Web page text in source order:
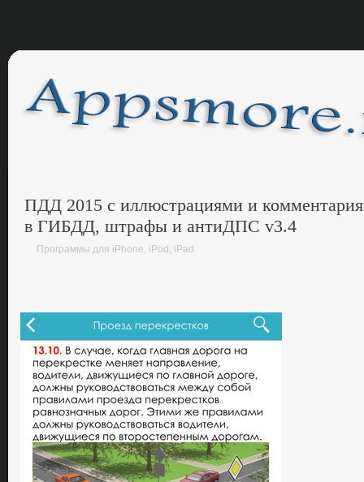
ПДД 2015 с иллюстрациями и
в ГИБДД, штрафы и антиДПС v3.4
Программы для iPhone, iPod, iPad